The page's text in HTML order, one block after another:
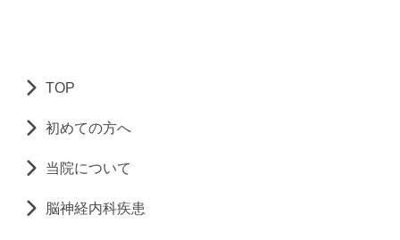
TOP
初めての方へ
当院について
脳神経内科疾患